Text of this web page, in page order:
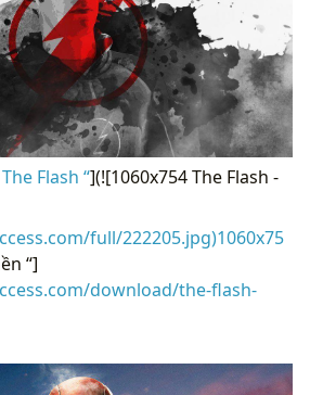
Flash “](![1060x754 The Flash -
full/222205.jpg)1060x75
“]
download/the-flash-